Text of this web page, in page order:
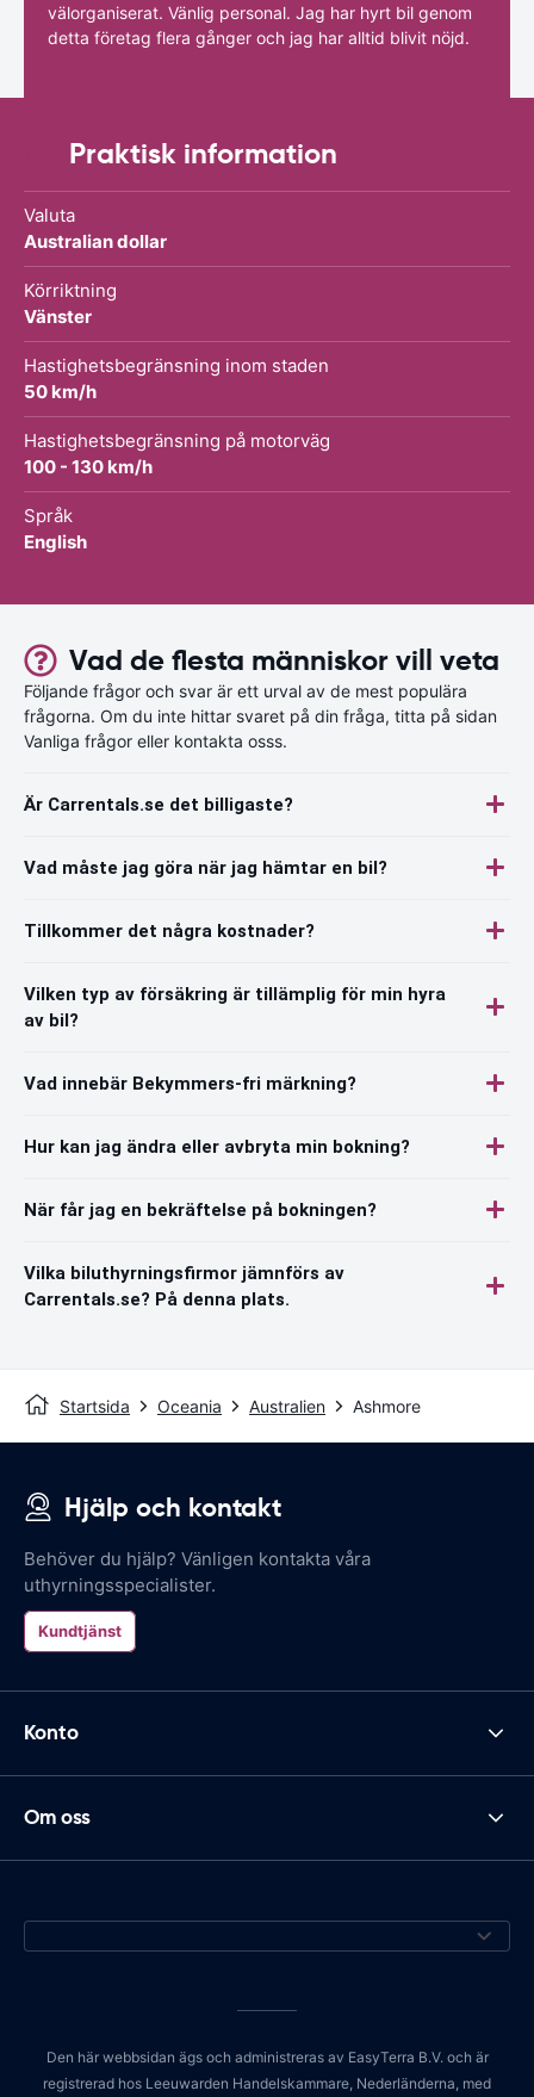
välorganiserat. Vänlig personal. Jag har hyrt bil genom
detta företag flera gånger och jag har alltid blivit nöjd.
Praktisk information
Valuta
Australian dollar
Körriktning
Vänster
Hastighetsbegränsning inom staden
50 km/h
Hastighetsbegränsning på motorväg
100 - 130 km/h
Språk
English
Vad de flesta människor vill veta
Följande frågor och svar är ett urval av de mest populära
frågorna. Om du inte hittar svaret på din fråga, titta på sidan
Vanliga frågor eller kontakta osss.
Är Carrentals.se det billigaste?
Vad måste jag göra när jag hämtar en bil?
Tillkommer det några kostnader?
Vilken typ av försäkring är tillämplig för min hyra
av bil?
Vad innebär Bekymmers-fri märkning?
Hur kan jag ändra eller avbryta min bokning?
När får jag en bekräftelse på bokningen?
Vilka biluthyrningsfirmor jämnförs av
Carrentals.se? På denna plats.
Startsida Oceania Australien Ashmore
Hjälp och kontakt
Behöver du hjälp? Vänligen kontakta våra
uthyrningsspecialister.
Kundtjänst
Konto
Om oss
Den här webbsidan ägs och administreras av EasyTerra B.V. och är
registrerad hos Leeuwarden Handelskammare, Nederländerna, med